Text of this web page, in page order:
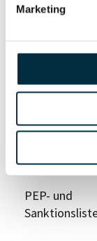
Marketing
PEP- und